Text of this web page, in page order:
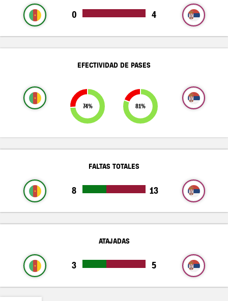
0 4
EFECTIVIDAD DE PASES
74% 81%
FALTAS TOTALES
8 13
ATAJADAS
3 5